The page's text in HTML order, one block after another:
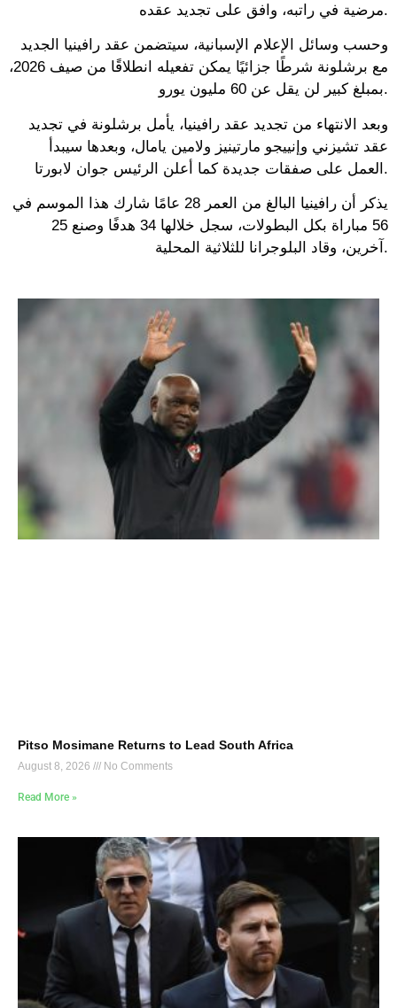
مرضية في راتبه، وافق على تجديد عقده.
وحسب وسائل الإعلام الإسبانية، سيتضمن عقد رافينيا الجديد
مع برشلونة شرطًا جزائيًا يمكن تفعيله انطلاقًا من صيف 2026،
بمبلغ كبير لن يقل عن 60 مليون يورو.
وبعد الانتهاء من تجديد عقد رافينيا، يأمل برشلونة في تجديد
عقد تشيزني وإنييجو مارتينيز ولامين يامال، وبعدها سيبدأ
العمل على صفقات جديدة كما أعلن الرئيس جوان لابورتا.
يذكر أن رافينيا البالغ من العمر 28 عامًا شارك هذا الموسم في
56 مباراة بكل البطولات، سجل خلالها 34 هدفًا وصنع 25
آخرين، وقاد البلوجرانا للثلاثية المحلية.
Pitso Mosimane Returns to Lead South Africa
August 8, 2026 No Comments
Read More »